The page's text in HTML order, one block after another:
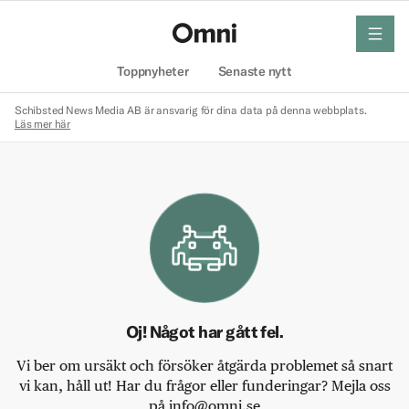
Toppnyheter Senaste nytt
meny
Schibsted News Media AB är ansvarig för dina data på denna webbplats.
Läs mer här
Oj! Något har gått fel.
Vi ber om ursäkt och försöker åtgärda problemet så snart
vi kan, håll ut! Har du frågor eller funderingar? Mejla oss